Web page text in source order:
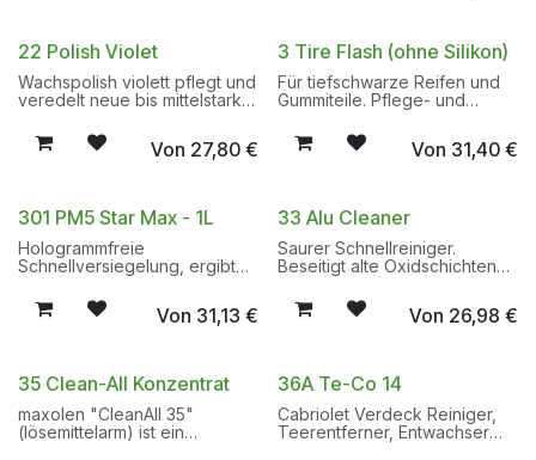
Oberflächen, allen gängigen
Kunststoffen und
Touchscreens. Entfernt
schonend, gründlich und
Verschmutzungen. Keine
Spannungsrissbildung bei der
Wirkung.
Grünklar pur aufsprühen und
anschliessend mit Lappen
nachreiben. VOC-
Lenkungsabgabefrei.
Körnung.
22 Polish Violet
Wachspolish violett pflegt und
veredelt neue bis mittelstark
Wachspolish violett erzeugt
maschinell und manuell ein
Von 27,80€
3 Tire Flash (ohne Silikon)
Für tiefschwarze Reifen und
Gummiteile. Pflege- und
Langzeitwirkung. Stark
wasserabweisend (OHNE
Von 31,40€
301 PM5 Star Max - 1L
Hologrammfreie
Schnellversiegelung, ergibt
Auf allen Lacken und
lackierten Kunststoffen
Von 31,13 €
33 Alu Cleaner
Saurer Schnellreiniger.
Beseitigt alte Oxidschichten
Aluminiumoberflächen. Bringt
neuen Glanz.
Von 26,98 €
35 Clean-All Konzentrat
maxolen "CleanAll 35"
(lösemittelarm) ist ein
36A Te-Co 14
Cabriolet Verdeck Reiniger,
Teerentferner, Entwachser